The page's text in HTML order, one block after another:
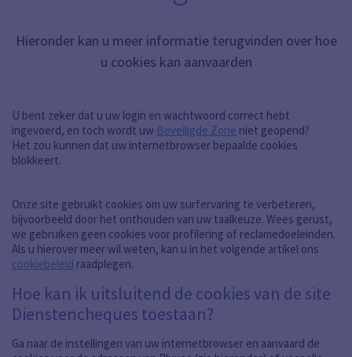
Hieronder kan u meer informatie terugvinden over hoe
u cookies kan aanvaarden
U bent zeker dat u uw login en wachtwoord correct hebt
ingevoerd, en toch wordt uw Beveiligde Zone niet geopend?
Het zou kunnen dat uw internetbrowser bepaalde cookies
blokkeert.
Onze site gebruikt cookies om uw surfervaring te verbeteren,
bijvoorbeeld door het onthouden van uw taalkeuze. Wees gerust,
we gebruiken geen cookies voor profilering of reclamedoeleinden.
Als u hierover meer wil weten, kan u in het volgende artikel ons
cookiebeleid raadplegen.
Hoe kan ik uitsluitend de cookies van de site
Dienstencheques toestaan?
Ga naar de instellingen van uw internetbrowser en aanvaard de